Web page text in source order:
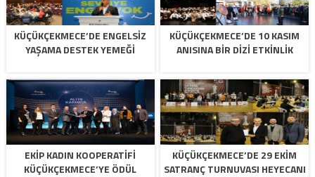
KÜÇÜKÇEKMECE’DE ENGELSİZ
YAŞAMA DESTEK YEMEĞİ
KÜÇÜKÇEKMECE’DE 10 KASIM
ANISINA BİR DİZİ ETKİNLİK
EKİP KADIN KOOPERATİFİ
KÜÇÜKÇEKMECE’YE ÖDÜL
KÜÇÜKÇEKMECE’DE 29 EKİM
SATRANÇ TURNUVASI HEYECANI